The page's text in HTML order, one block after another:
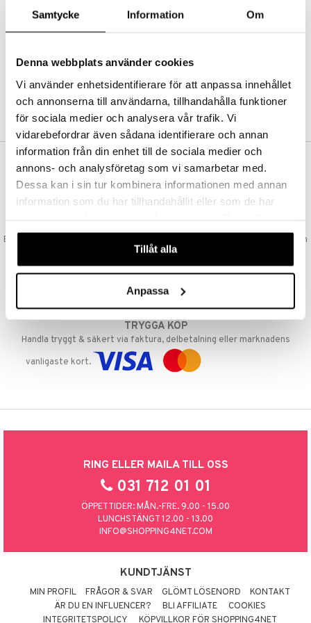
Samtycke Information Om
Denna webbplats använder cookies
Vi använder enhetsidentifierare för att anpassa innehållet
och annonserna till användarna, tillhandahålla funktioner
för sociala medier och analysera vår trafik. Vi
vidarebefordrar även sådana identifierare och annan
information från din enhet till de sociala medier och
annons- och analysföretag som vi samarbetar med.
Dessa kan i sin tur kombinera informationen med annan
information som du har tillhandahållit eller som de har
våra cookies vid fortsatt användande av vår webbplats.
Tillåt alla
Anpassa
Abonnemang
Bevaka produkter
Recensera produkter
SKAPA KUND
VAD KOSTAR FRAKTEN?
Vi erbjuder fri frakt från 350 kr. Vår gräns för fraktfri leverans bestäms
utifån vilken avdelning du handlar från. Läs mer här »
Beställningar lagda före 14:00 (gäller varor i lager) skickas normalt ut från
oss samma dag.
GODKÄND AV LÄKEMEDELSVERKET
EU-logotypen är symbolen som visar att vi är godkända av
TRYGGA KÖP
Handla tryggt & säkert via faktura, delbetalning eller marknadens
vanligaste kort.
RING ELLER MAILA TILL OSS
031 712 01 01
ÖPPETTIDER: MÅN.-FRE. 9.00 - 15.00
LUNCHSTÄNGT 12.00 - 13.00
INFO@SHOPPING4NET.COM
KUNDTJÄNST
MIN PROFIL FRÅGOR & SVAR GLÖMT LÖSENORD
KONTAKT
ÄR DU EN INFLUENCER?
BLI AFFILIATE
COOKIES
INTEGRITETSPOLICY
KÖPVILLKOR FÖR SHOPPING4NET